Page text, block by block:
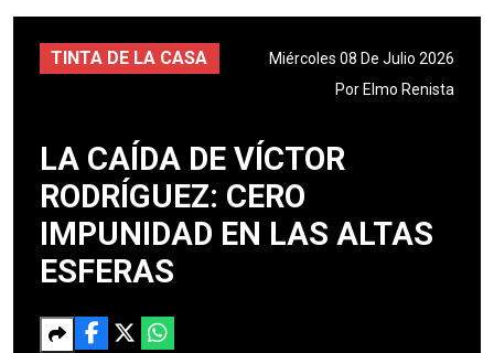
TINTA DE LA CASA
Miércoles 08 De Julio 2026
Por Elmo Renista
LA CAÍDA DE VÍCTOR
RODRÍGUEZ: CERO
IMPUNIDAD EN LAS ALTAS
ESFERAS